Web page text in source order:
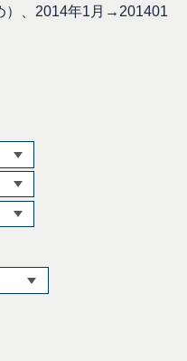
、2014年1月→201401